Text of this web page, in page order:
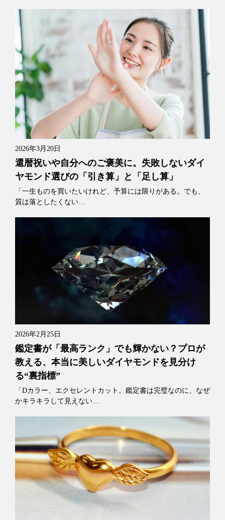
2026年3月20日
還暦祝いや自分へのご褒美に。失敗しないダイ
ヤモンド選びの「引き算」と「足し算」
「一生ものを買いたいけれど、予算には限りがある。でも、
質は落としたくない…
2026年2月25日
鑑定書が「最高ランク」でも輝かない？プロが
教える、本当に美しいダイヤモンドを見分け
る“裏指標”
「Dカラー、エクセレントカット。鑑定書は完璧なのに、なぜ
かキラキラして見えない…